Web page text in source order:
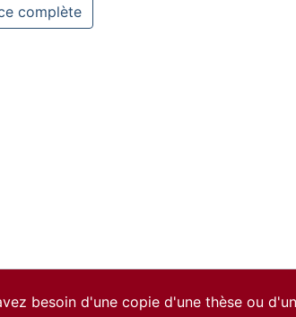
complète
besoin d'une copie d'une thèse ou